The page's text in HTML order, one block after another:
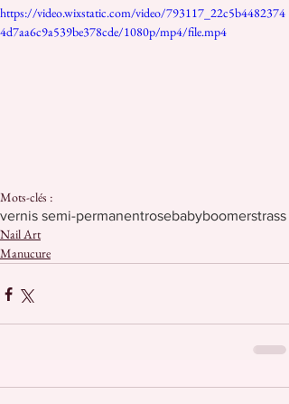
https://video.wixstatic.com/video/793117_22c5b4482374
4d7aa6c9a539be378cde/1080p/mp4/file.mp4
Mots-clés :
vernis semi-permanentrosebabyboomerstrass
Nail Art
Manucure